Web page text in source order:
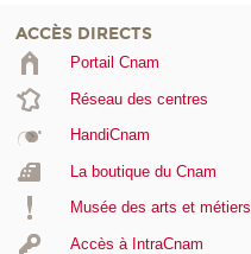
ACCÈS DIRECTS
Portail Cnam
Réseau des centres
HandiCnam
La boutique du Cnam
Musée des arts et métiers
Accès à IntraCnam